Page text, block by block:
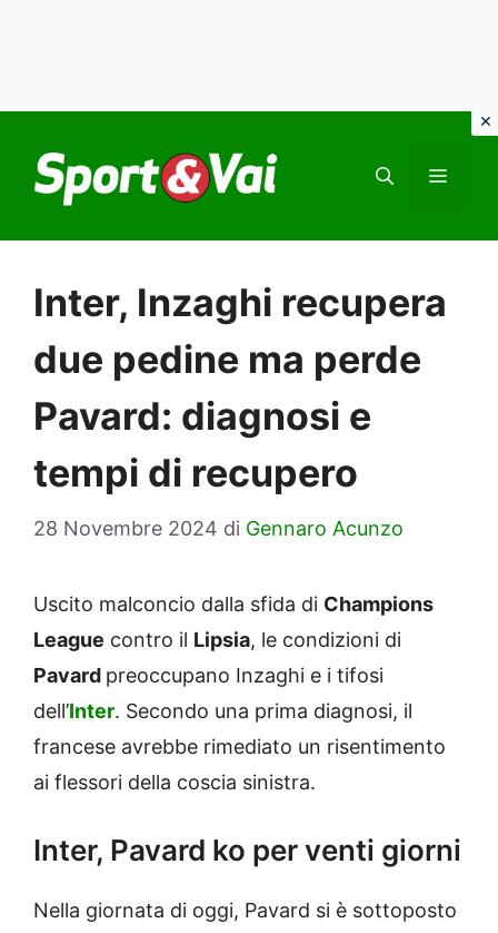
contenuto
Inter, Inzaghi recupera
due pedine ma perde
Pavard: diagnosi e
tempi di recupero
28 Novembre 2024 di Gennaro Acunzo
Uscito malconcio dalla sfida di Champions
League contro il Lipsia, le condizioni di
Pavard preoccupano Inzaghi e i tifosi
dell’Inter. Secondo una prima diagnosi, il
francese avrebbe rimediato un risentimento
ai flessori della coscia sinistra.
Inter, Pavard ko per venti giorni
Nella giornata di oggi, Pavard si è sottoposto